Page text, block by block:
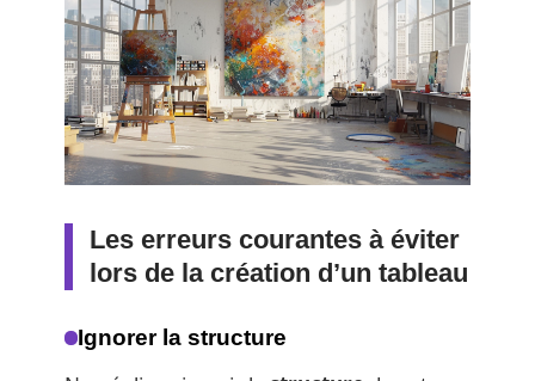
Les erreurs courantes à éviter
lors de la création d’un tableau
Ignorer la structure